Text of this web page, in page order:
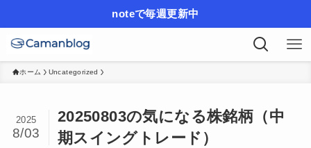
noteで毎週更新中
ホーム Uncategorized
20250803の気になる株銘柄（中
期スイングトレード）
2025
8/03